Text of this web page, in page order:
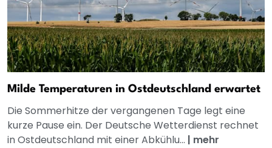
Milde Temperaturen in Ostdeutschland erwartet
Die Sommerhitze der vergangenen Tage legt eine
kurze Pause ein. Der Deutsche Wetterdienst rechnet
in Ostdeutschland mit einer Abkühlu... | mehr